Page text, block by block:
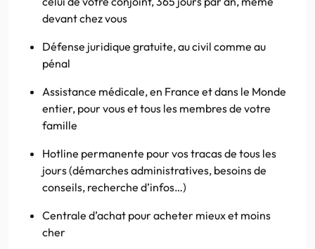
devant chez vous
Défense juridique gratuite, au civil comme au
pénal
Assistance médicale, en France et dans le Monde
entier, pour vous et tous les membres de votre
famille
Hotline permanente pour vos tracas de tous les
jours (démarches administratives, besoins de
conseils, recherche d’infos…)
Centrale d’achat pour acheter mieux et moins
cher